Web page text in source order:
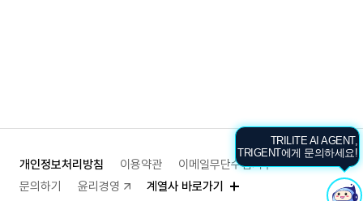
개인정보처리방침 이용약관
이메일무단수집거부
문의하기
윤리경영 계열사 바로가기
TRILITE AI AGENT,
TRIGENT에게 문의하세요!